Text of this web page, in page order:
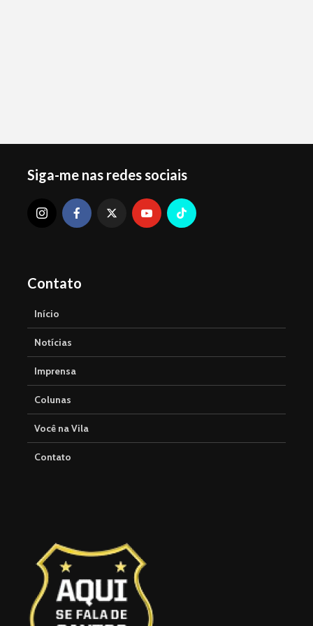
Siga-me nas redes sociais
Contato
Início
Notícias
Imprensa
Colunas
Você na Vila
Contato